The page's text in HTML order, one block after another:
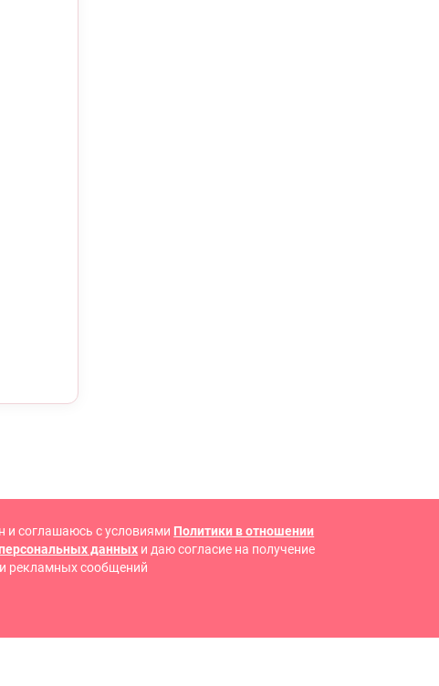
и соглашаюсь с условиями Политики в отношении
данных и даю согласие на получение
рекламных сообщений